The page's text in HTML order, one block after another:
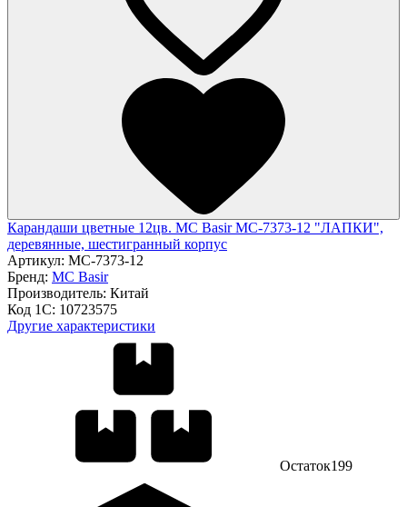
Карандаши цветные 12цв. MC Basir МС-7373-12 "ЛАПКИ",
деревянные, шестигранный корпус
Артикул: МС-7373-12
Бренд: MC Basir
Производитель: Китай
Код 1С: 10723575
Другие характеристики
Остаток199